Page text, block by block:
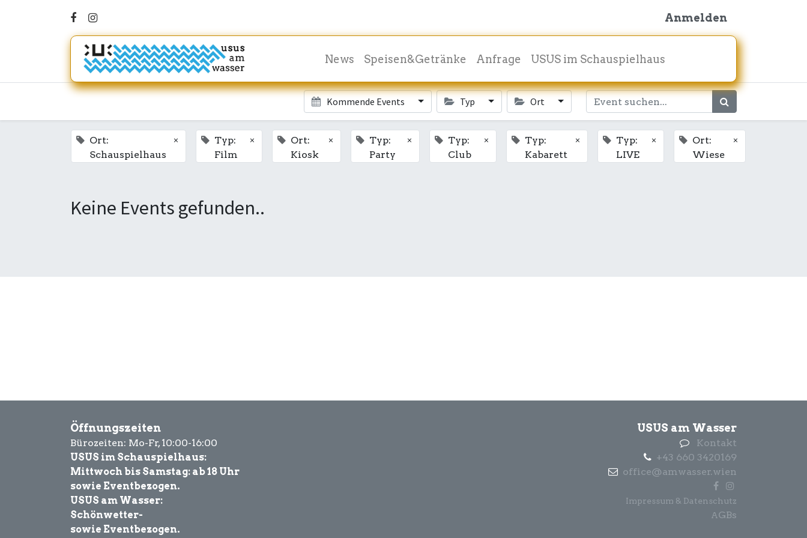
Anmelden
News Speisen&Getränke Anfrage USUS im Schauspielhaus
Kommende Events Typ Ort
Ort:
Schauspielhaus
×
Typ:
Film
×
Ort:
Kiosk
×
Typ:
Party
×
Typ:
Club
×
Typ:
Kabarett
×
Typ:
LIVE
×
Ort:
Wiese
×
Keine Events gefunden..
Öffnungszeiten
Bürozeiten: Mo-Fr, 10:00-16:00
USUS im Schauspielhaus:
Mittwoch bis Samstag: ab 18 Uhr
sowie Eventbezogen.
USUS am Wasser:
Schönwetter-
sowie Eventbezogen.
USUS am Wasser
Kontakt
+43 660 3420169
office@amwasser.wien
Impressum & Datenschutz
AGBs